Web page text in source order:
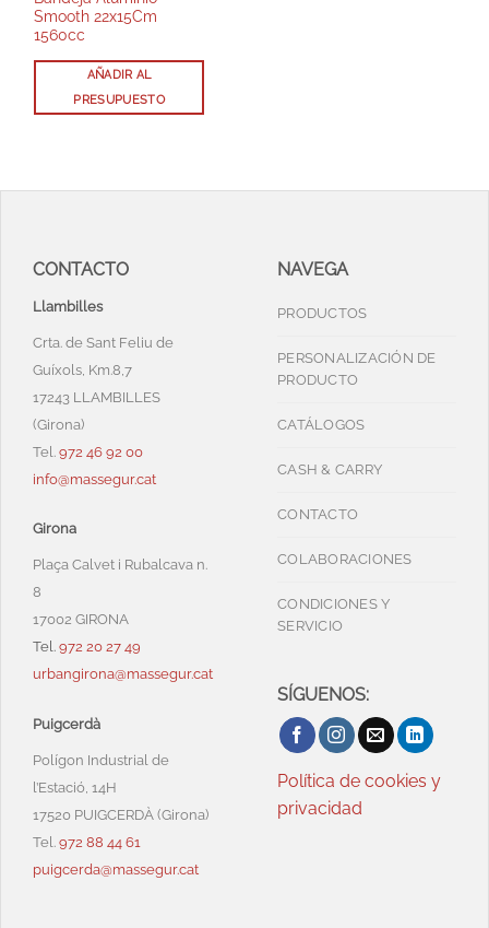
Smooth 22x15Cm
1560cc
AÑADIR AL
PRESUPUESTO
CONTACTO
Llambilles
Crta. de Sant Feliu de
Guíxols, Km.8,7
17243 LLAMBILLES
(Girona)
Tel. 972 46 92 00
info@massegur.cat
Girona
Plaça Calvet i Rubalcava n.
8
17002 GIRONA
Tel. 972 20 27 49
urbangirona@massegur.cat
Puigcerdà
Polígon Industrial de
l’Estació, 14H
17520 PUIGCERDÀ (Girona)
Tel. 972 88 44 61
puigcerda@massegur.cat
NAVEGA
PRODUCTOS
PERSONALIZACIÓN DE
PRODUCTO
CATÁLOGOS
CASH & CARRY
CONTACTO
COLABORACIONES
CONDICIONES Y
SERVICIO
SÍGUENOS:
Política de cookies y
privacidad